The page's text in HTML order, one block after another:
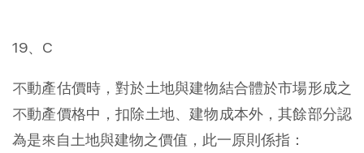
19、C
不動產估價時，對於土地與建物結合體於市場形成之
不動產價格中，扣除土地、建物成本外，其餘部分認
為是來自土地與建物之價值，此一原則係指：